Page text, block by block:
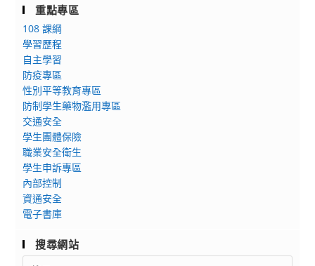
重點專區
108 課綱
學習歷程
自主學習
防疫專區
性別平等教育專區
防制學生藥物濫用專區
交通安全
學生團體保險
職業安全衛生
學生申訴專區
內部控制
資通安全
電子書庫
搜尋網站
Search